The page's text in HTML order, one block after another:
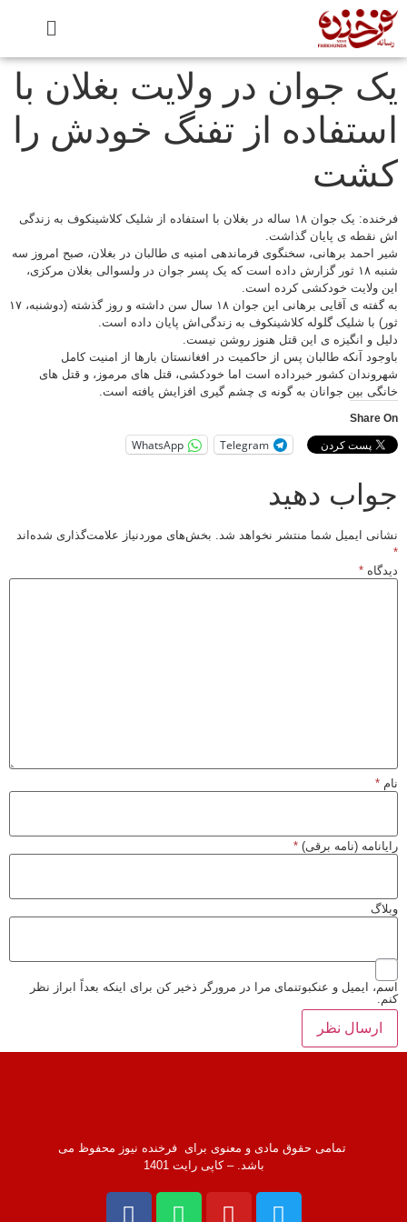
یک جوان در ولایت بغلان با
استفاده از تفنگ خودش را
کشت
فرخنده: یک جوان ۱۸ ساله در بغلان با استفاده از شلیک کلاشینکوف به زندگی
اش نقطه ی پایان گذاشت.
شیر احمد برهانی، سخنگوی فرماندهی امنیه ی طالبان در بغلان، صبح امروز سه
شنبه ۱۸ ثور گزارش داده است که یک پسر جوان در ولسوالی بغلان مرکزی،
این ولایت خودکشی کرده است.
به گفته ی آقایی برهانی این جوان ۱۸ سال سن داشته و روز گذشته (دوشنبه، ۱۷
ثور) با شلیک گلوله کلاشینکوف به زندگی‌اش پایان داده است.
دلیل و انگیزه ی این قتل هنوز روشن نیست.
باوجود آنکه طالبان پس از حاکمیت در افغانستان بارها از امنیت کامل
شهروندان کشور خبرداده است اما خودکشی، قتل های مرموز، و قتل های
خانگی بین جوانان به گونه ی چشم گیری افزایش یافته است.
Share On
Telegram
WhatsApp
جواب دهید
نشانی ایمیل شما منتشر نخواهد شد. بخش‌های موردنیاز علامت‌گذاری شده‌اند
دیدگاه*
نام*
رایانامه (نامه برقی)*
وبلاگ
اسم، ایمیل و عنکبوتنمای مرا در مرورگر ذخیر کن برای اینکه بعداً ابراز نظر
کنم.
تمامی حقوق مادی و معنوی برای فرخنده نیوز محفوظ می
باشد. – کاپی رایت 1401